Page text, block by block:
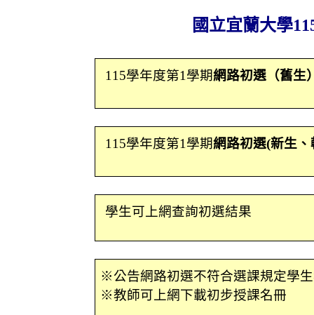
國立宜蘭大學
115學年度第1 學期網路初選（舊生
115學年度第1 學期網路初選(新生、
學生可上網查詢初選結果
※公告網路初選不符合選課規定學
※教師可上網下載初步授課名冊